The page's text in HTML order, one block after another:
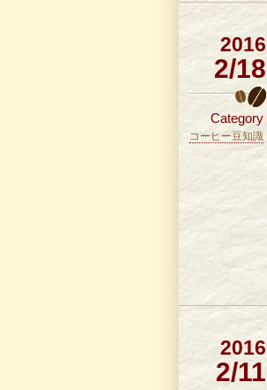
2016
2/18
Category
コーヒー豆知識
2016
2/11